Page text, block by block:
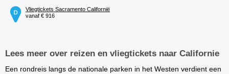
Vliegtickets Sacramento Californië
vanaf € 916
Lees meer over reizen en vliegtickets naar Californie
Een rondreis langs de nationale parken in het Westen verdient een